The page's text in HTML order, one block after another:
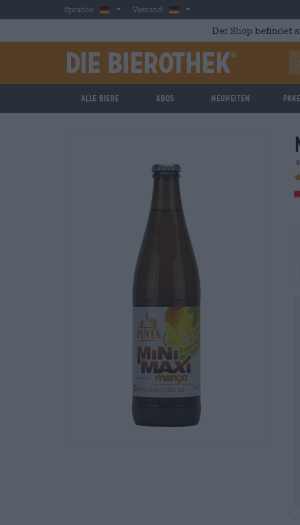
Skip to main contentSprache: GermanVersand: Deutschland
Der Shop befindet
Alle Biere Abos Neuheiten